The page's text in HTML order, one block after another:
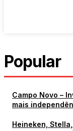
Popular
Campo Novo –
mais
Heineken,